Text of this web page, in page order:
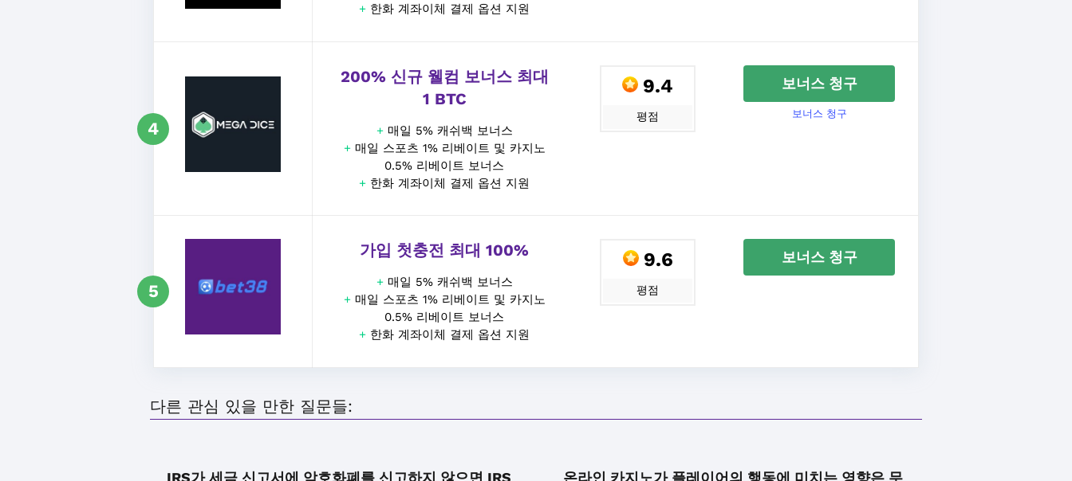
+ 한화 계좌이체 결제 옵션 지원
4
200% 신규 웰컴 보너스 최대
1 BTC
+ 매일 5% 캐쉬백 보너스
+ 매일 스포츠 1% 리베이트 및 카지노
0.5% 리베이트 보너스
+ 한화 계좌이체 결제 옵션 지원
9.4
평점
보너스 청구
보너스 청구
5
가입 첫충전 최대 100%
+ 매일 5% 캐쉬백 보너스
+ 매일 스포츠 1% 리베이트 및 카지노
0.5% 리베이트 보너스
+ 한화 계좌이체 결제 옵션 지원
9.6
평점
보너스 청구
다른 관심 있을 만한 질문들:
IRS가 세금 신고서에 암호화폐를 신고하지 않으면 IRS 온라인 카지노가 플레이어의 행동에 미치는 영향은 무